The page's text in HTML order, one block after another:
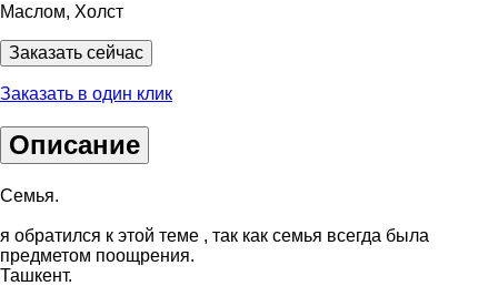
Маслом, Холст
Заказать сейчас
Заказать в один клик
Описание
Семья.
я обратился к этой теме , так как семья всегда была
предметом поощрения.
Ташкент.